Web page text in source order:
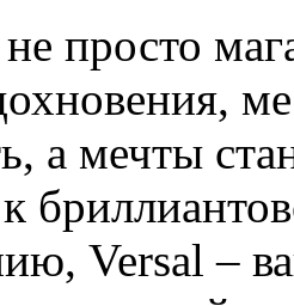
не просто
а мечты
Versal –